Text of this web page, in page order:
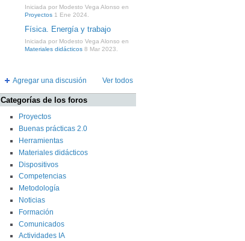
Iniciada por Modesto Vega Alonso en
Proyectos 1 Ene 2024.
Física. Energía y trabajo
Iniciada por Modesto Vega Alonso en
Materiales didácticos 8 Mar 2023.
Agregar una discusión Ver todos
Categorías de los foros
Proyectos
Buenas prácticas 2.0
Herramientas
Materiales didácticos
Dispositivos
Competencias
Metodología
Noticias
Formación
Comunicados
Actividades IA